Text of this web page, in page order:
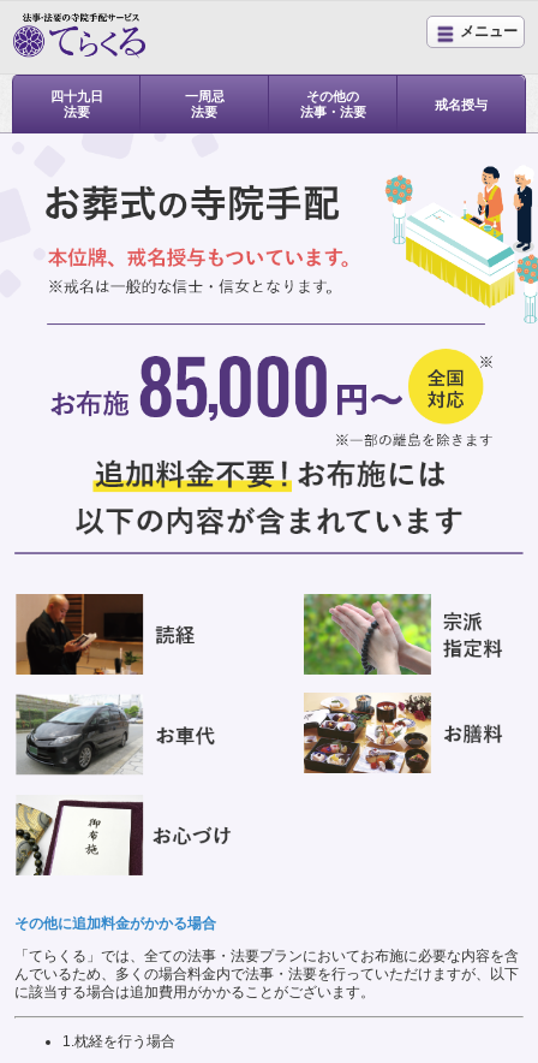
メニュー
四十九日
法要
一周忌
法要
その他の
法事・法要
戒名授与
その他に追加料金がかかる場合
「てらくる」では、全ての法事・法要プランにおいてお布施に必要な内容を含
んでいるため、多くの場合料金内で法事・法要を行っていただけますが、以下
に該当する場合は追加費用がかかることがございます。
1.枕経を行う場合